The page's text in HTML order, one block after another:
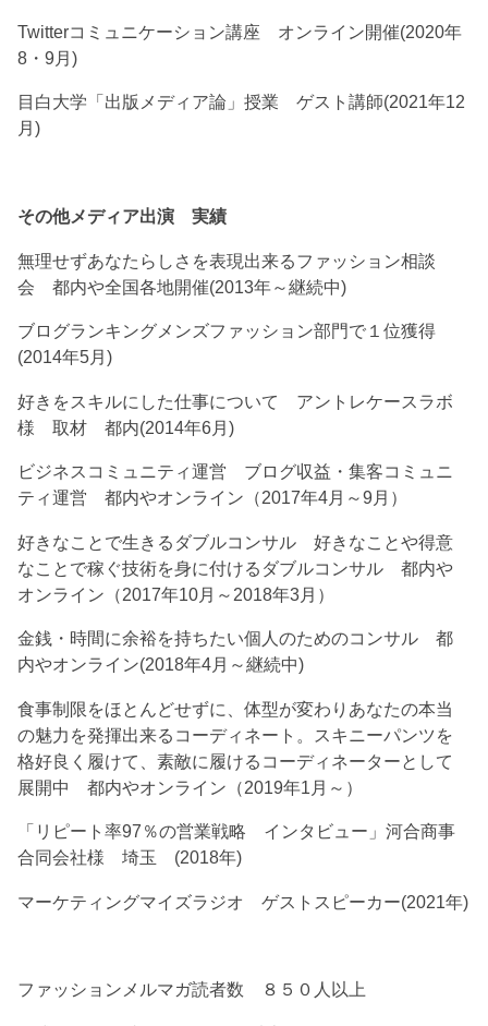
Twitterコミュニケーション講座 オンライン開催(2020年
8・9月)
目白大学「出版メディア論」授業 ゲスト講師(2021年12
月)
その他メディア出演 実績
無理せずあなたらしさを表現出来るファッション相談
会 都内や全国各地開催(2013年～継続中)
ブログランキングメンズファッション部門で１位獲得
(2014年5月)
好きをスキルにした仕事について アントレケースラボ
様 取材 都内(2014年6月)
ビジネスコミュニティ運営 ブログ収益・集客コミュニ
ティ運営 都内やオンライン（2017年4月～9月）
好きなことで生きるダブルコンサル 好きなことや得意
なことで稼ぐ技術を身に付けるダブルコンサル 都内や
オンライン（2017年10月～2018年3月）
金銭・時間に余裕を持ちたい個人のためのコンサル 都
内やオンライン(2018年4月～継続中)
食事制限をほとんどせずに、体型が変わりあなたの本当
の魅力を発揮出来るコーディネート。スキニーパンツを
格好良く履けて、素敵に履けるコーディネーターとして
展開中 都内やオンライン（2019年1月～）
「リピート率97％の営業戦略 インタビュー」河合商事
合同会社様 埼玉 (2018年)
マーケティングマイズラジオ ゲストスピーカー(2021年)
ファッションメルマガ読者数 ８５０人以上